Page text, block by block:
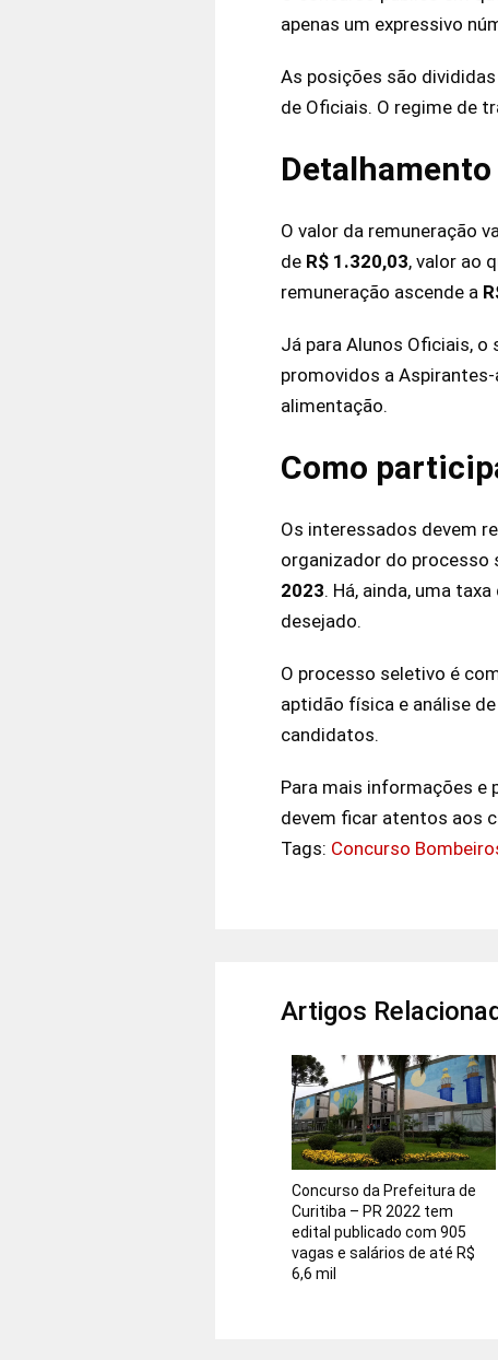
apenas um expressivo
As posições são
de Oficiais. O regime de
O valor da remuneração
de R$ 1.320,03, valor ao
remuneração ascende a
Já para Alunos Oficiais,
promovidos a
alimentação.
Como
Os interessados devem
organizador do processo
2023. Há, ainda, uma
desejado.
O processo seletivo é
aptidão física e análise
candidatos.
Para mais informações e
devem ficar atentos aos
Tags: Concurso
Artigos
Concurso da Prefeitura de
Curitiba – PR 2022 tem
edital publicado com 905
vagas e salários de até R$
6,6 mil